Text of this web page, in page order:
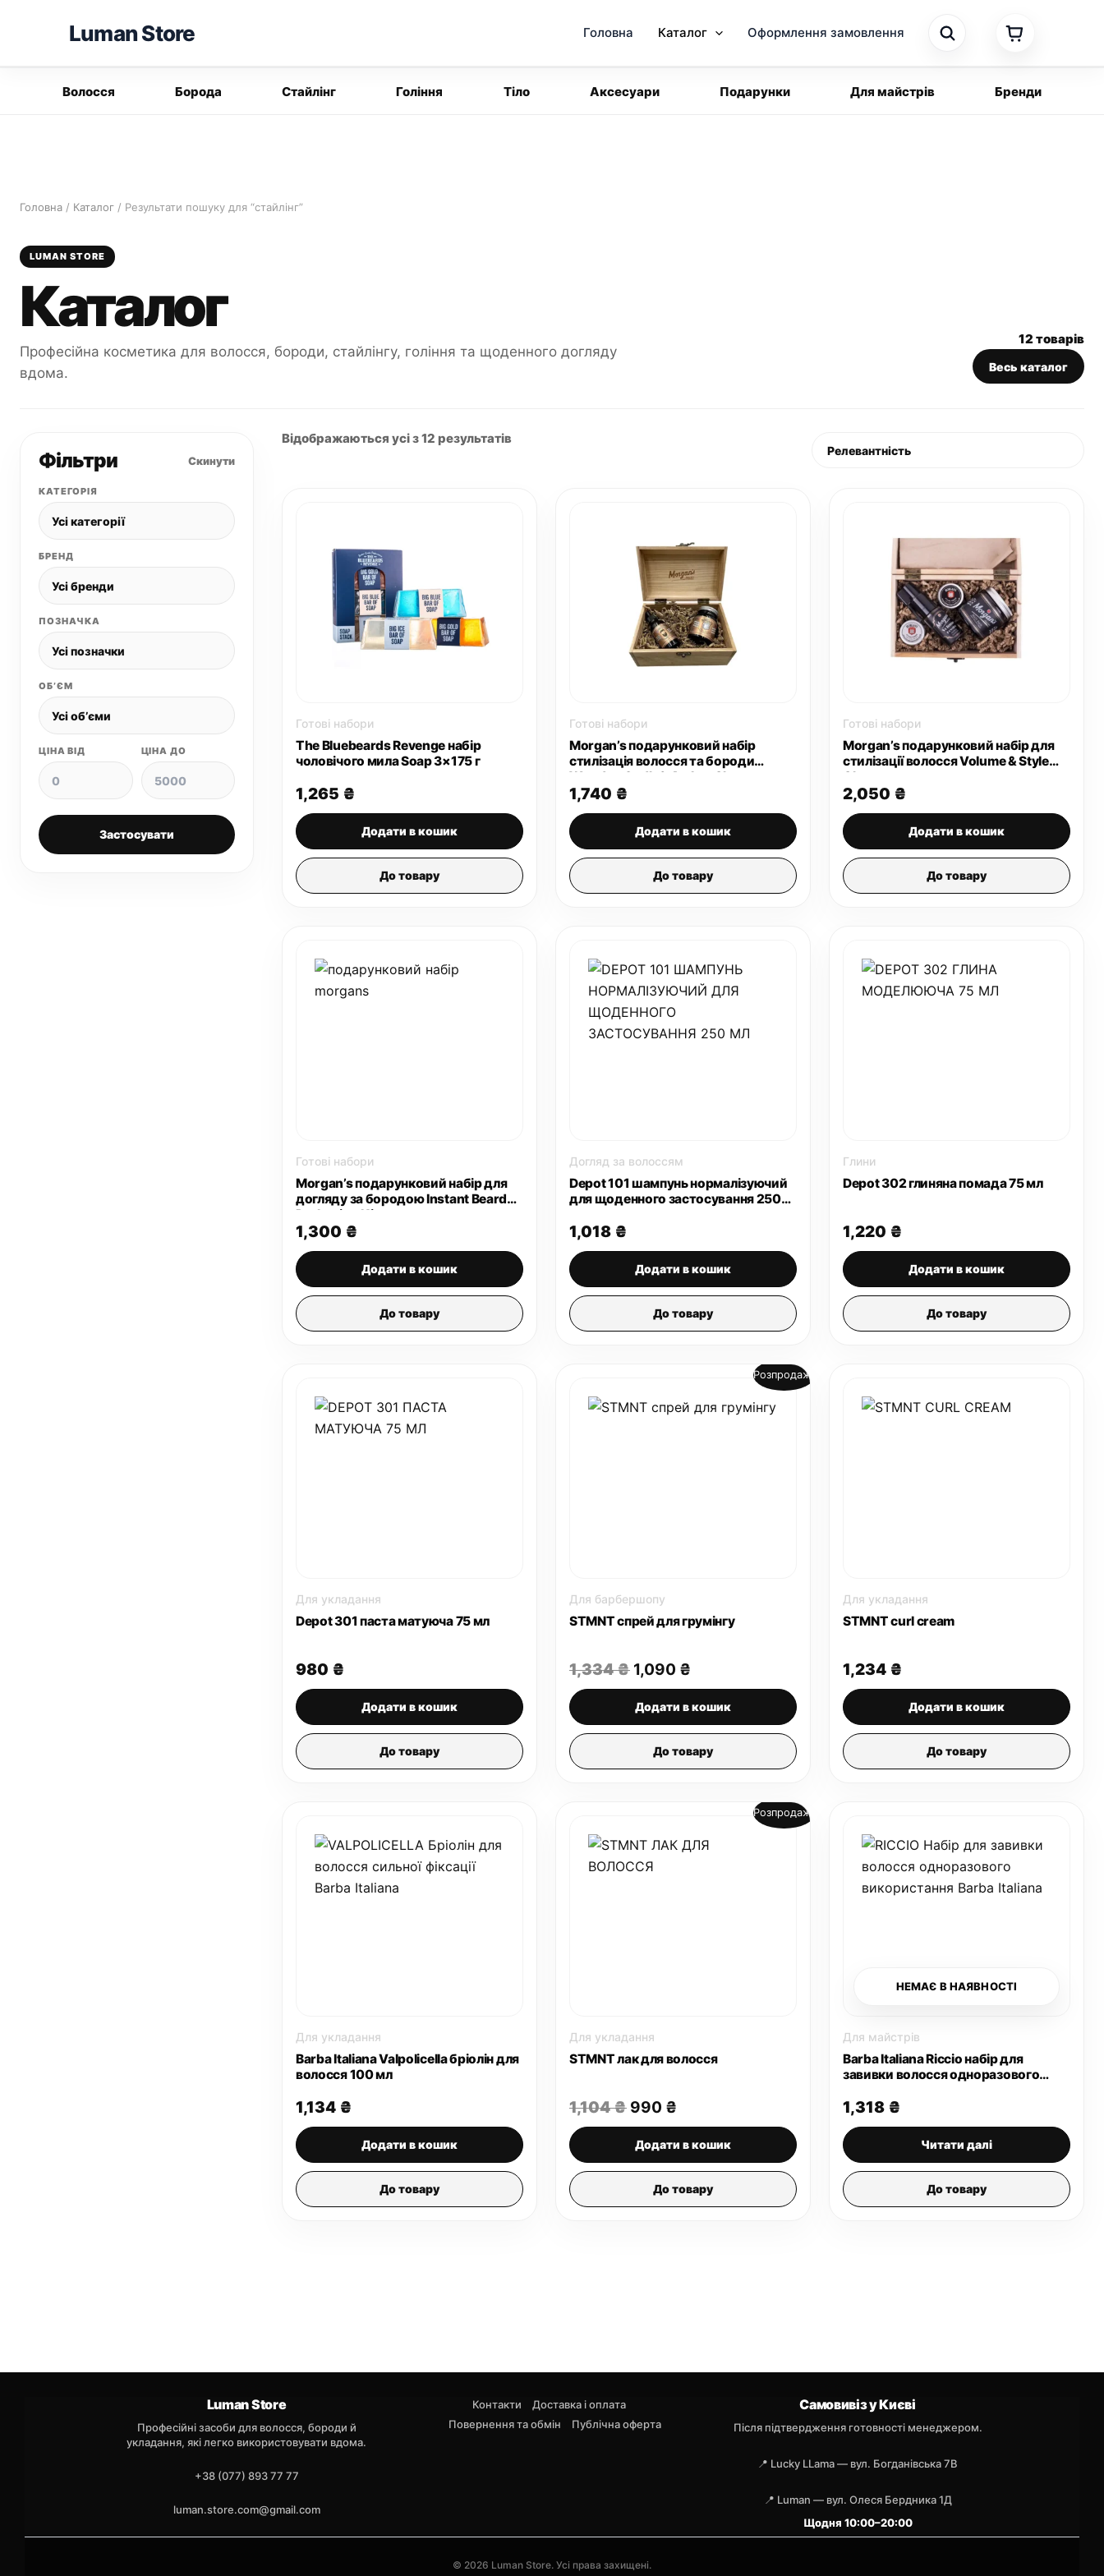
Luman Store Головна Каталог Оформлення замовлення
Волосся Борода Стайлінг Гоління Тіло Аксесуари Подарунки Для майстрів Бренди
Головна / Каталог / Результати пошуку для “стайлінг”
LUMAN STORE
Каталог
Професійна косметика для волосся, бороди, стайлінгу, гоління та щоденного догляду
вдома.
12 товарів
Весь каталог
Фільтри Скинути
КАТЕГОРІЯ
БРЕНД
ПОЗНАЧКА
ОБʼЄМ
ЦІНА ВІД ЦІНА ДО
Застосувати
Відображаються усі з 12 результатів
Готові набори
The Bluebeards Revenge набір
чоловічого мила Soap 3×175 г
1,265 ₴
Додати в кошик
До товару
Готові набори
Morgan’s подарунковий набір
стилізація волосся та бороди
Wooden Oudh & Amber Chest
1,740 ₴
Додати в кошик
До товару
Готові набори
Morgan’s подарунковий набір для
стилізації волосся Volume & Style
Chest
2,050 ₴
Додати в кошик
До товару
Готові набори
Morgan’s подарунковий набір для
догляду за бородою Instant Beard
Darkening Kit
1,300 ₴
Додати в кошик
До товару
Догляд за волоссям
Depot 101 шампунь нормалізуючий
для щоденного застосування 250
1,018 ₴
Додати в кошик
До товару
Глини
Depot 302 глиняна помада 75 мл
1,220 ₴
Додати в кошик
До товару
Для укладання
Depot 301 паста матуюча 75 мл
980 ₴
Додати в кошик
До товару
Розпродаж!
Для барбершопу
STMNT спрей для грумінгу
1,334₴ Оригінальна
ціна:
1,334 ₴.
1,090 ₴
ціна:
1,090 ₴.
Додати в кошик
До товару
Для укладання
STMNT curl cream
1,234 ₴
Додати в кошик
До товару
Для укладання
Barba Italiana Valpolicella бріолін для
волосся 100 мл
1,134 ₴
Додати в кошик
До товару
Розпродаж!
Для укладання
STMNT лак для волосся
1,104₴ Оригінальна
ціна:
1,104 ₴.
990 ₴
ціна:
990 ₴.
Додати в кошик
До товару
НЕМАЄ В НАЯВНОСТІ
Для майстрів
Barba Italiana Riccio набір для
завивки волосся одноразового
1,318 ₴
Читати далі
До товару
Luman Store
Професійні засоби для волосся, бороди й
укладання, які легко використовувати вдома.
+38 (077) 893 77 77
luman.store.com@gmail.com
Контакти
Доставка і оплата
Повернення та обмін
Публічна оферта
Самовивіз у Києві
Після підтвердження готовності менеджером.
📍 Lucky LLama — вул. Богданівська 7В
📍 Luman — вул. Олеся Бердника 1Д
Щодня 10:00–20:00
© 2026 Luman Store. Усі права захищені.